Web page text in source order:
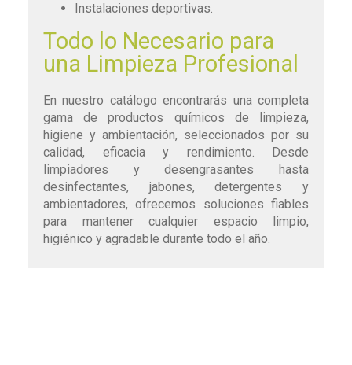
Instalaciones deportivas.
Todo lo Necesario para
una Limpieza Profesional
En nuestro catálogo encontrarás una completa
gama de productos químicos de limpieza,
higiene y ambientación, seleccionados por su
calidad, eficacia y rendimiento. Desde
limpiadores y desengrasantes hasta
desinfectantes, jabones, detergentes y
ambientadores, ofrecemos soluciones fiables
para mantener cualquier espacio limpio,
higiénico y agradable durante todo el año.